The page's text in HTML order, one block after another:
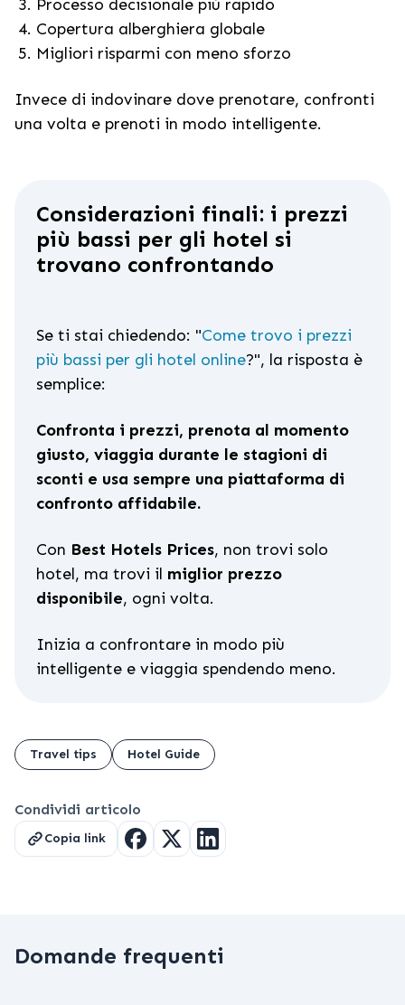
Processo decisionale più rapido
Copertura alberghiera globale
Migliori risparmi con meno sforzo
Invece di indovinare dove prenotare, confronti
una volta e prenoti in modo intelligente.
Considerazioni finali: i prezzi
più bassi per gli hotel si
trovano confrontando
Se ti stai chiedendo: "Come trovo i prezzi
più bassi per gli hotel online?", la risposta è
semplice:
Confronta i prezzi, prenota al momento
giusto, viaggia durante le stagioni di
sconti e usa sempre una piattaforma di
confronto affidabile.
Con Best Hotels Prices, non trovi solo
hotel, ma trovi il miglior prezzo
disponibile, ogni volta.
Inizia a confrontare in modo più
intelligente e viaggia spendendo meno.
Travel tips Hotel Guide
Condividi articolo
Copia link
Domande frequenti